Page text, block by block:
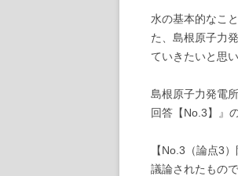
水の基本的なこ
た、島根原子力
ていきたいと思い
島根原子力発電
回答【No.3】』
【No.3（論点3
議論されたもの